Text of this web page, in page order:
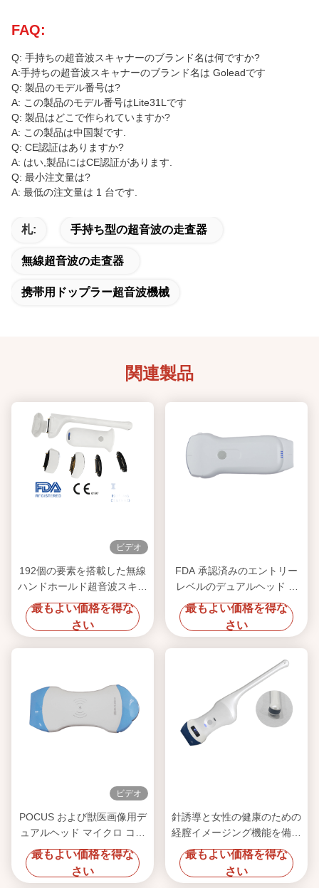
FAQ:
Q: 手持ちの超音波スキャナーのブランド名は何ですか?
A:手持ちの超音波スキャナーのブランド名は Goleadです
Q: 製品のモデル番号は?
A: この製品のモデル番号はLite31Lです
Q: 製品はどこで作られていますか?
A: この製品は中国製です.
Q: CE認証はありますか?
A: はい,製品にはCE認証があります.
Q: 最小注文量は?
A: 最低の注文量は 1 台です.
札: 手持ち型の超音波の走査器
無線超音波の走査器
携帯用ドップラー超音波機械
関連製品
ビデオ
192個の要素を搭載した無線
ハンドホールド超音波スキャ
ナー 交換可能な探査機付き
のポータブルPOCUSシステ
ム
最もよい価格を得な
さい
FDA 承認済みのエントリー
レベルのデュアルヘッド 3-
in-1 ワイヤレス超音波プロー
ブ
最もよい価格を得な
さい
ビデオ
POCUS および獣医画像用デ
ュアルヘッド マイクロ コン
ベックス & リニア トランス
デューサーを備えた 128 素
子ワイヤレス ハンドヘルド
最もよい価格を得な
さい
針誘導と女性の健康のための
経膣イメージング機能を備え
た 128 素子ワイヤレス リニ
ア超音波プローブ
最もよい価格を得な
さい